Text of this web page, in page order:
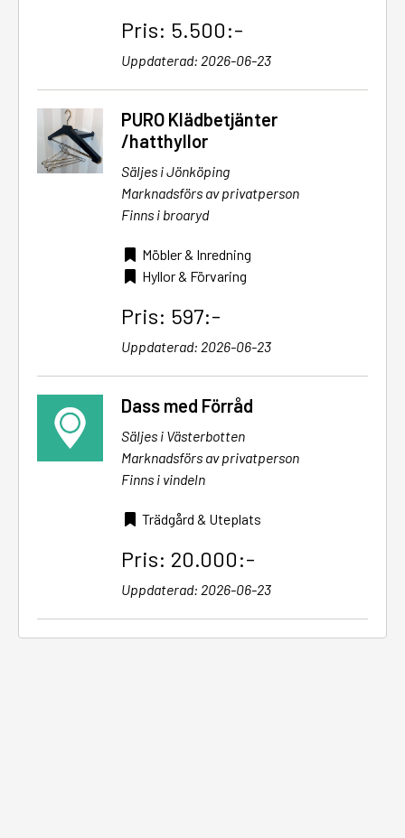
Pris: 5.500:-
Uppdaterad: 2026-06-23
PURO Klädbetjänter
/hatthyllor
Säljes i Jönköping
Marknadsförs av privatperson
Finns i broaryd
Möbler & Inredning
Hyllor & Förvaring
Pris: 597:-
Uppdaterad: 2026-06-23
Dass med Förråd
Säljes i Västerbotten
Marknadsförs av privatperson
Finns i vindeln
Trädgård & Uteplats
Pris: 20.000:-
Uppdaterad: 2026-06-23